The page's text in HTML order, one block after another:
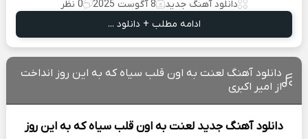
دانلود آهنگ جدید 8 آگوست 2025
0 نظر
ادامه مطلب + دانلود ...
دانلود آهنگ لعنت به اون قلب سیاه که به این روز انداخت
از امیر اکبری
دانلود آهنگ جدید لعنت به اون قلب سیاه که به این روز